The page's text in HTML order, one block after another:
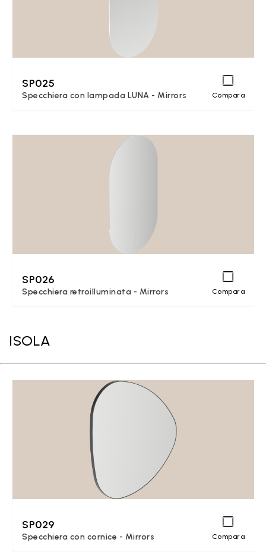
SP025
Specchiera con lampada LUNA - Mirrors Compara
SP026
Specchiera retroilluminata - Mirrors Compara
ISOLA
SP029
Specchiera con cornice - Mirrors Compara